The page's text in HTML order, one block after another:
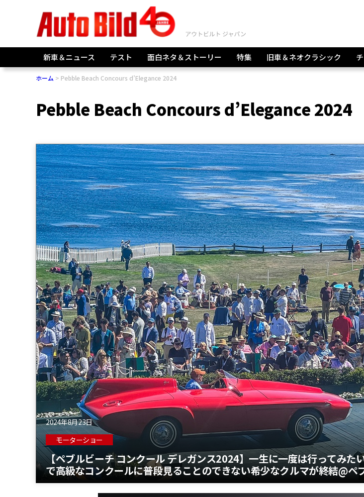
新車＆ニュース テスト 面白ネタ＆ストーリー 特集 旧車＆ネオクラシック
ホーム Pebble Beach Concours d’Elegance 2024
Pebble Beach Concours d’Elegance 2024
2024年8月23日
モーターショー
【ペブルビーチ コンクール デレガンス2024】一生に一度は行ってみた
で高級なコンクールに普段見ることのできない希少なクルマが終結@ペ